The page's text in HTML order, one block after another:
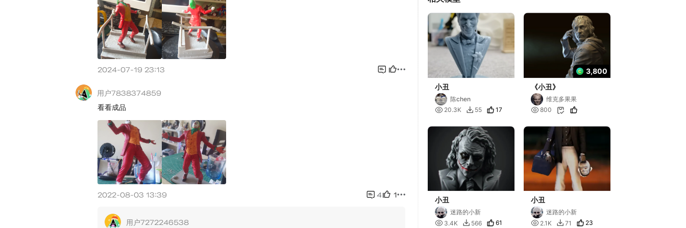
小丑
陈chen
 20.3K  55 17
3,800
《小丑》
维克多果果
 800 
小丑
迷路的小新
 3.4K  566 61
小丑
迷路的小新
 2.1K  71 23